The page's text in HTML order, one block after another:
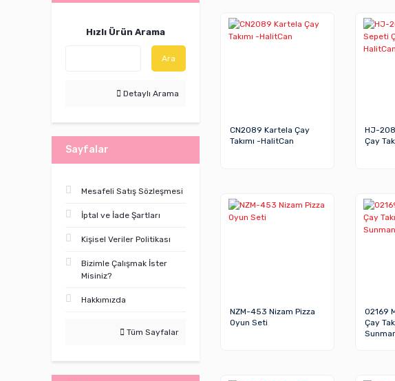
Hızlı Ürün Arama
Ara
Detaylı Arama
Sayfalar
Mesafeli Satış Sözleşmesi
İptal ve İade Şartları
Kişisel Veriler Politikası
Bizimle Çalışmak İster
Misiniz?
Hakkımızda
Tüm Sayfalar
CN2089 Kartela Çay
Takımı -HalitCan
HJ-
Çay
NZM-453 Nizam Pizza
Oyun Seti
02169
Çay